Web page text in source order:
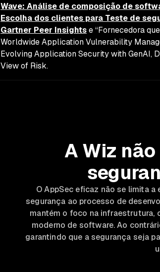
Wave: Análise de composição de
Escolha dos clientes para Teste de
Gartner Peer Insightse “Fornecedora
Worldwide Application Vulnerability
Evolving Application Security with GenAI,
View of Risk.
A Wiz
O AppSec eficaz não se limita
segurança ao processo de
mantém o foco na infraestrutura,
moderno de software. Ao
garantindo que a segurança seja